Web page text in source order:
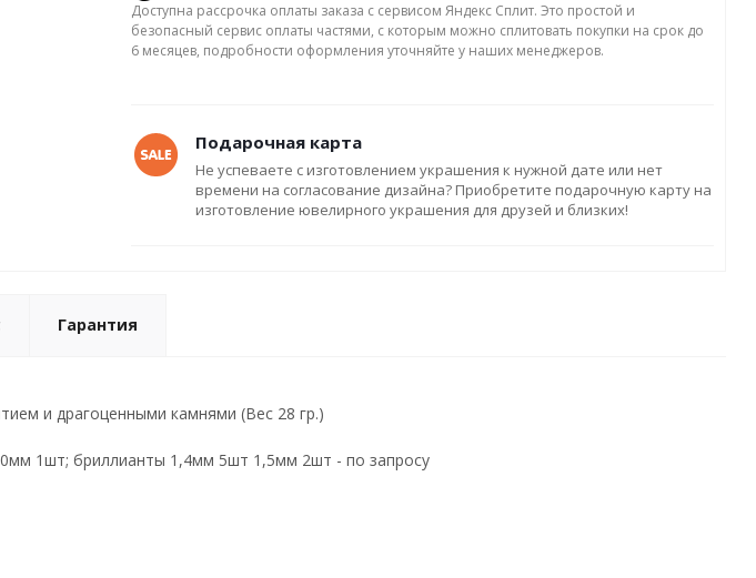
Доступна рассрочка оплаты заказа с сервисом Яндекс Сплит. Это простой и
безопасный сервис оплаты частями, с которым можно сплитовать покупки на срок до
6 месяцев, подробности оформления уточняйте у наших менеджеров.
Подарочная карта
Не успеваете с изготовлением украшения к нужной дате или нет
времени на согласование дизайна? Приобретите подарочную карту на
изготовление ювелирного украшения для друзей и близких!
Гарантия
и драгоценными камнями (Вес 28 гр.)
1шт; бриллианты 1,4мм 5шт 1,5мм 2шт - по запросу